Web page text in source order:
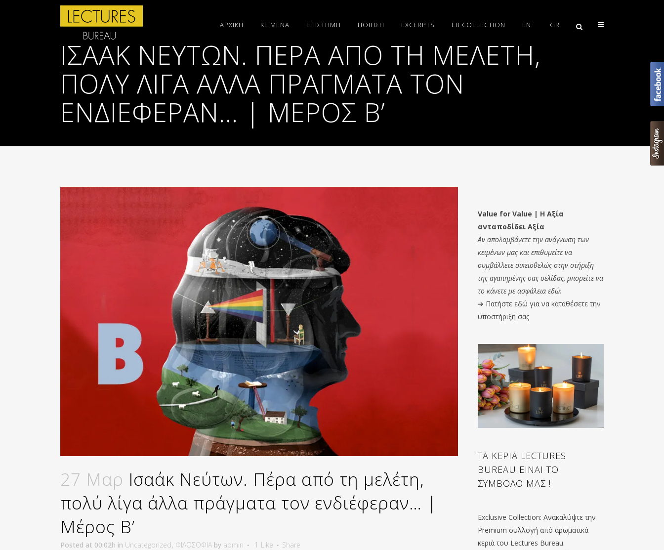
ΑΡΧΙΚΗ ΚΕΙΜΕΝΑ ΕΠΙΣΤΗΜΗ ΠΟΙΗΣΗ EXCERPTS LB COLLECTION EN GR
ΙΣΑΆΚ ΝΕΎΤΩΝ. ΠΈΡΑ ΑΠΌ ΤΗ ΜΕΛΈΤΗ,
ΠΟΛΎ ΛΊΓΑ ΆΛΛΑ ΠΡΆΓΜΑΤΑ ΤΟΝ
ΕΝΔΙΈΦΕΡΑΝ… | ΜΈΡΟΣ Β’
27 Μαρ Ισαάκ Νεύτων. Πέρα από τη μελέτη,
πολύ λίγα άλλα πράγματα τον ενδιέφεραν… |
Μέρος Β’
Posted at 00:02h in Uncategorized, ΦΙΛΟΣΟΦΙΑ by admin 1 Like Share
Value for Value | Η Αξία
ανταποδίδει Αξία
Αν απολαμβάνετε την ανάγνωση των
κειμένων μας και επιθυμείτε να
συμβάλλετε οικειοθελώς στην στήριξη
της αγαπημένης σας σελίδας, μπορείτε να
το κάνετε με ασφάλεια εδώ:
➔ Πατήστε εδώ για να καταθέσετε την
υποστήριξή σας
ΤΑ ΚΕΡΙΑ LECTURES
BUREAU ΕΙΝΑΙ ΤΟ
ΣΥΜΒΟΛΟ ΜΑΣ !
Exclusive Collection: Ανακαλύψτε την
Premium συλλογή από αρωματικά
κεριά του Lectures Bureau.